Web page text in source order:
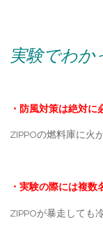
実験でわか
・防風対策は絶対に
ZIPPOの燃料庫に火
・実験の際には複数
ZIPPOが暴走しても